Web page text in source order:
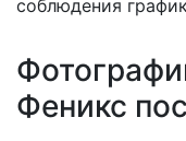
соблюдения
Феникс